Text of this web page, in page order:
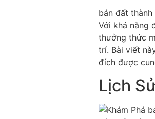
bán đất
Với khả năng
thưởng thức
trí. Bài viết
đích được
Lịch